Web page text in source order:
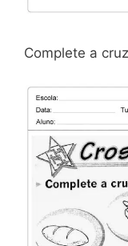
Complete a